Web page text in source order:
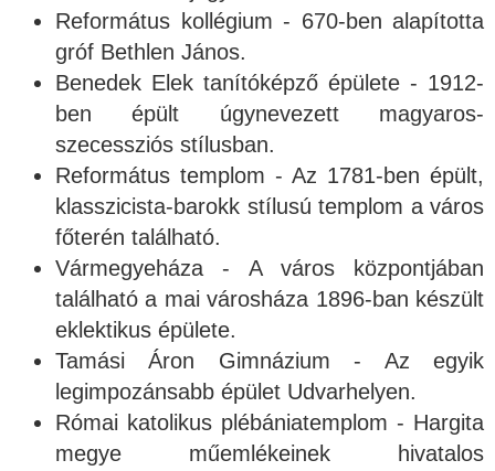
Református kollégium - 670-ben alapította
gróf Bethlen János.
Benedek Elek tanítóképző épülete - 1912-
ben épült úgynevezett magyaros-
szecessziós stílusban.
Református templom - Az 1781-ben épült,
klasszicista-barokk stílusú templom a város
főterén található.
Vármegyeháza - A város központjában
található a mai városháza 1896-ban készült
eklektikus épülete.
Tamási Áron Gimnázium - Az egyik
legimpozánsabb épület Udvarhelyen.
Római katolikus plébániatemplom - Hargita
megye műemlékeinek hivatalos